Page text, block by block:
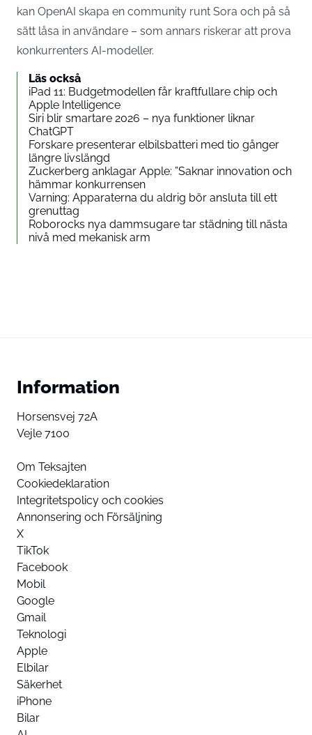
kan OpenAI skapa en community runt Sora och på så
sätt låsa in användare – som annars riskerar att prova
konkurrenters AI-modeller.
Läs också
iPad 11: Budgetmodellen får kraftfullare chip och
Apple Intelligence
Siri blir smartare 2026 – nya funktioner liknar
ChatGPT
Forskare presenterar elbilsbatteri med tio gånger
längre livslängd
Zuckerberg anklagar Apple: ”Saknar innovation och
hämmar konkurrensen
Varning: Apparaterna du aldrig bör ansluta till ett
grenuttag
Roborocks nya dammsugare tar städning till nästa
nivå med mekanisk arm
Information
Horsensvej 72A
Vejle 7100
Om Teksajten
Cookiedeklaration
Integritetspolicy och cookies
Annonsering och Försäljning
X
TikTok
Facebook
Mobil
Google
Gmail
Teknologi
Apple
Elbilar
Säkerhet
iPhone
Bilar